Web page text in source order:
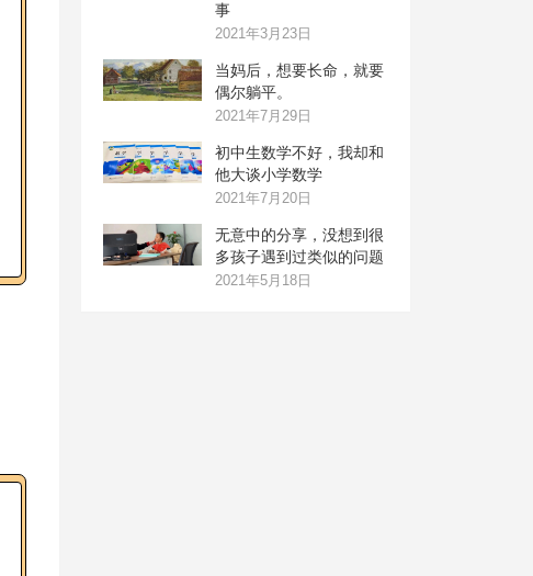
事
2021年3月23日
当妈后，想要长命，就要
偶尔躺平。
2021年7月29日
初中生数学不好，我却和
他大谈小学数学
2021年7月20日
无意中的分享，没想到很
多孩子遇到过类似的问题
2021年5月18日